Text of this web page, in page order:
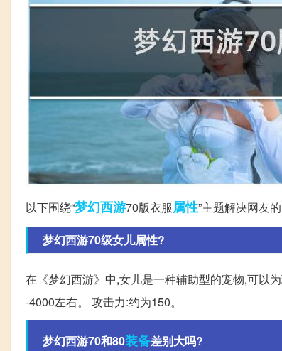
以下围绕“梦幻西游70版衣服属性”主题解决网友
梦幻西游70级女儿属性?
在《梦幻西游》中,女儿是一种辅助型的宠物,可以
-4000左右。 攻击力:约为150。
梦幻西游70和80装备差别大吗?